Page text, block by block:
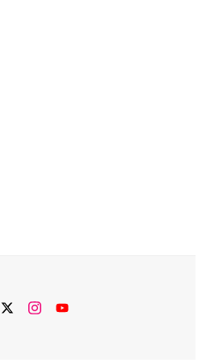
twitterinstagram
YouTube